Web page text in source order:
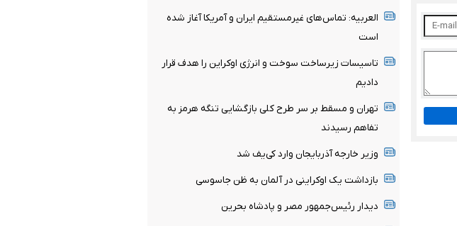
العربیه: تماس‌های غیرمستقیم ایران و آمریکا آغاز شده
است
تاسیسات زیرساخت سوخت و انرژی اوکراین را هدف قرار
دادیم
تهران و مسقط بر سر طرح کلی بازگشایی تنگه هرمز به
تفاهم رسیدند
وزیر خارجه آذربایجان وارد کی‌یف شد
بازداشت یک اوکراینی در آلمان به ظن جاسوسی
دیدار رئیس‌جمهور مصر و پادشاه بحرین